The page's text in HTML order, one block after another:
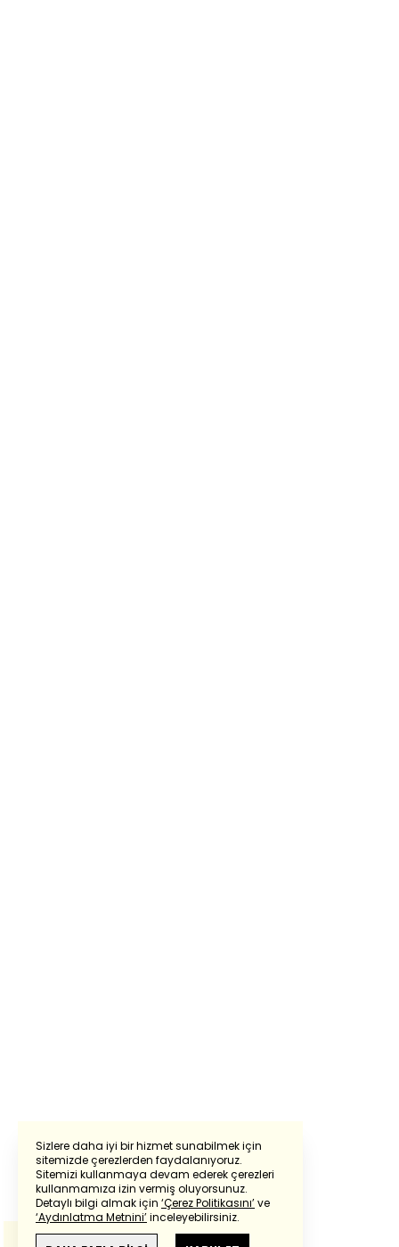
Sizlere daha iyi bir hizmet sunabilmek için
sitemizde çerezlerden faydalanıyoruz.
Sitemizi kullanmaya devam ederek çerezleri
kullanmamıza izin vermiş oluyorsunuz.
Detaylı bilgi almak için ‘Çerez Politikasını’ve
‘Aydınlatma Metnini’inceleyebilirsiniz.
Powered by Translate
Bu çevirideGoogle Transletekullanılmıştır.